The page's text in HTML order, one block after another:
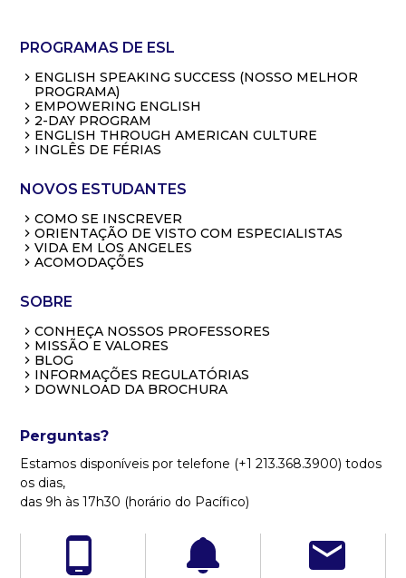
PROGRAMAS DE ESL
ENGLISH SPEAKING SUCCESS (NOSSO MELHOR
PROGRAMA)
EMPOWERING ENGLISH
2-DAY PROGRAM
ENGLISH THROUGH AMERICAN CULTURE
INGLÊS DE FÉRIAS
NOVOS ESTUDANTES
COMO SE INSCREVER
ORIENTAÇÃO DE VISTO COM ESPECIALISTAS
VIDA EM LOS ANGELES
ACOMODAÇÕES
SOBRE
CONHEÇA NOSSOS PROFESSORES
MISSÃO E VALORES
BLOG
INFORMAÇÕES REGULATÓRIAS
DOWNLOAD DA BROCHURA
Perguntas?
Estamos disponíveis por telefone (+1 213.368.3900) todos
os dias,
das 9h às 17h30 (horário do Pacífico)